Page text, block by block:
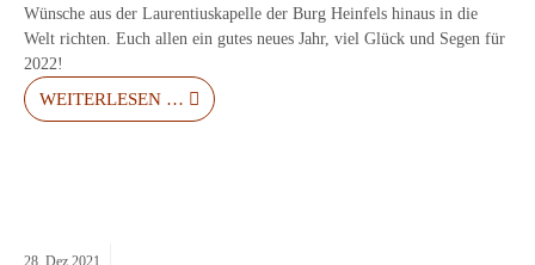
Wünsche aus der Laurentiuskapelle der Burg Heinfels hinaus in die
Welt richten. Euch allen ein gutes neues Jahr, viel Glück und Segen für
2022!
WEITERLESEN …
28. Dez 2021